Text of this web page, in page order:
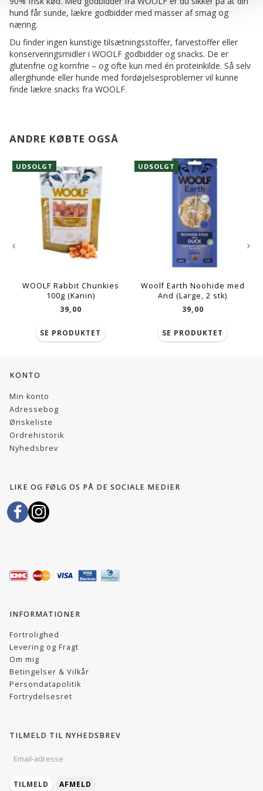
hund får sunde, lækre godbidder med masser af smag og
næring.
Du finder ingen kunstige tilsætningsstoffer, farvestoffer eller
konserveringsmidler i WOOLF godbidder og snacks. De er
glutenfrie og kornfrie – og ofte kun med én proteinkilde. Så selv
allergihunde eller hunde med fordøjelsesproblemer vil kunne
finde lækre snacks fra WOOLF.
ANDRE KØBTE OGSÅ
UDSOLGT
WOOLF Rabbit Chunkies
100g (Kanin)
39,00
SE PRODUKTET
UDSOLGT
Woolf Earth Noohide med
And (Large, 2 stk)
39,00
SE PRODUKTET
KONTO
Min konto
Adressebog
Ønskeliste
Ordrehistorik
Nyhedsbrev
LIKE OG FØLG OS PÅ DE SOCIALE MEDIER
INFORMATIONER
Fortrolighed
Levering og Fragt
Om mig
Betingelser & Vilkår
Persondatapolitik
Fortrydelsesret
TILMELD TIL NYHEDSBREV
EMAIL-
ADRESSE
TILMELD
AFMELD